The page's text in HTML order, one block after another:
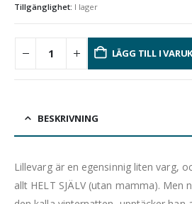
Tillgänglighet: I lager
LÄGG TILL I
BESKRIVNING
Lillevarg är en egensinnig liten varg,
allt HELT SJÄLV (utan mamma). Men